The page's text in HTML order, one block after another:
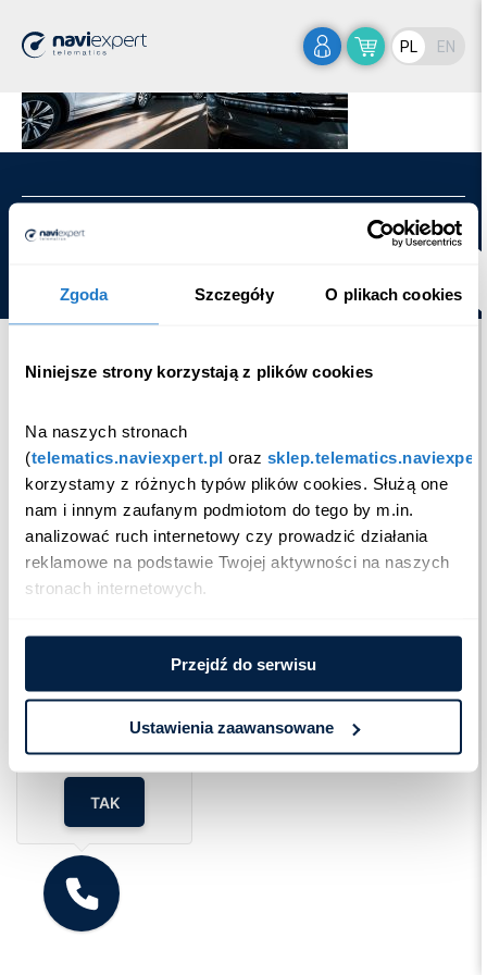
Zgoda Szczegóły O plikach cookies
Niniejsze strony korzystają z plików cookies
Na naszych stronach
(telematics.naviexpert.pl oraz
korzystamy z różnych typów plików cookies. Służą one
nam i innym zaufanym podmiotom do tego by m.in.
analizować ruch internetowy czy prowadzić działania
reklamowe na podstawie Twojej aktywności na naszych
stronach internetowych.
Przejdź do serwisu
Ustawienia zaawansowane
PL EN
Czy chcesz,
do Ciebie za darmo
w28sekund?
TAK